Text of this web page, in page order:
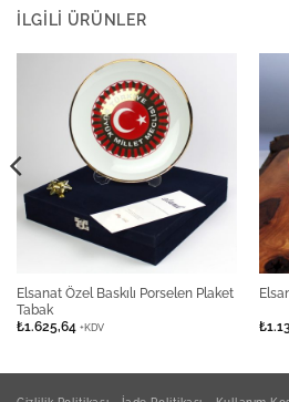
İLGILI ÜRÜNLER
Elsanat Özel Baskılı Porselen Plaket
Tabak
₺1.625,64 +KDV ₺